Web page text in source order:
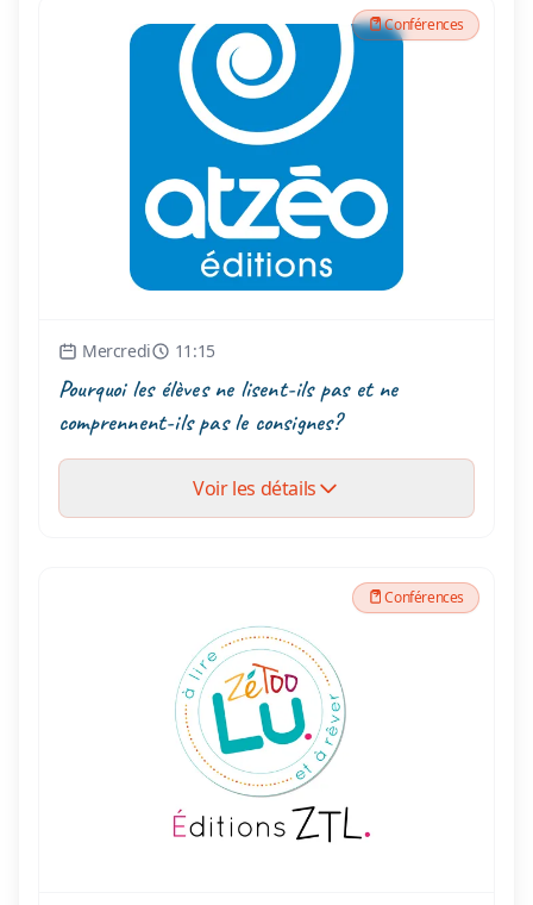
Conférences
Mercredi 11:15
Pourquoi les élèves ne lisent-ils pas et ne
comprennent-ils pas le consignes?
Voir les détails
Conférences